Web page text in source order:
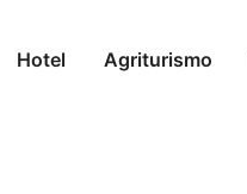
Hotel Agriturismo